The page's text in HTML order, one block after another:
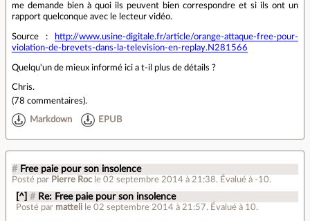
me demande bien à quoi ils peuvent bien correspondre et si ils ont un
rapport quelconque avec le lecteur vidéo.
Source :
http://www.usine-digitale.fr/article/orange-attaque-free-pour-
violation-de-brevets-dans-la-television-en-replay.N281566
Quelqu'un de mieux informé ici a t-il plus de détails ?
Chris.
(78 commentaires).
Markdown EPUB
# Free paie pour son insolence
Posté par Pierre Roc le 02 septembre 2014 à 21:38. Évalué à -10.
[^] # Re: Free paie pour son insolence
Posté par matteli le 02 septembre 2014 à 21:57. Évalué à 10.